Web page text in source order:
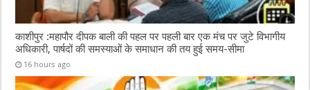
काशीपुर :महापौर दीपक बाली की पहल पर पहली बार एक मंच पर जुटे विभागीय
अधिकारी, पार्षदों की समस्याओं के समाधान की तय हुई समय-सीमा
16 hours ago